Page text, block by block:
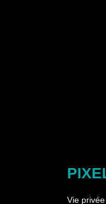
Vie privée